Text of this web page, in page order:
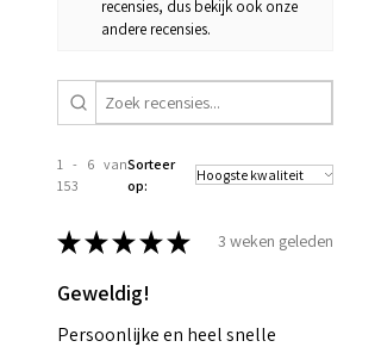
recensies, dus bekijk ook onze
andere recensies.
1 - 6 van
153
Sorteer
op:
★★★★★ 3 weken geleden
Geweldig!
Persoonlijke en heel snelle